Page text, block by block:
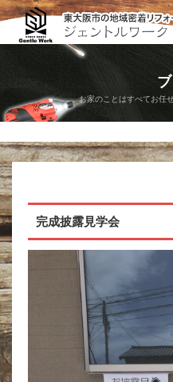
お家のことはすべてお任
完成披露見学会